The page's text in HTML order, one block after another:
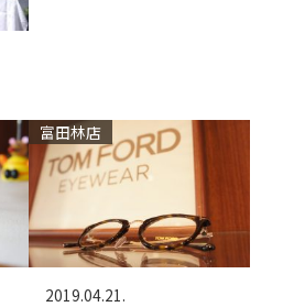
富田林店
2019.04.21.